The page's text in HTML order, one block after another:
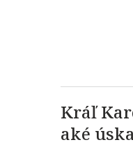
Kráľ
aké